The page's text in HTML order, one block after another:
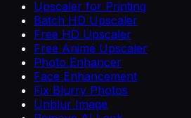
Upscaler for Printing
Batch HD Upscaler
Free HD Upscaler
Free Anime Upscaler
Photo Enhancer
Face Enhancement
Fix Blurry Photos
Unblur Image